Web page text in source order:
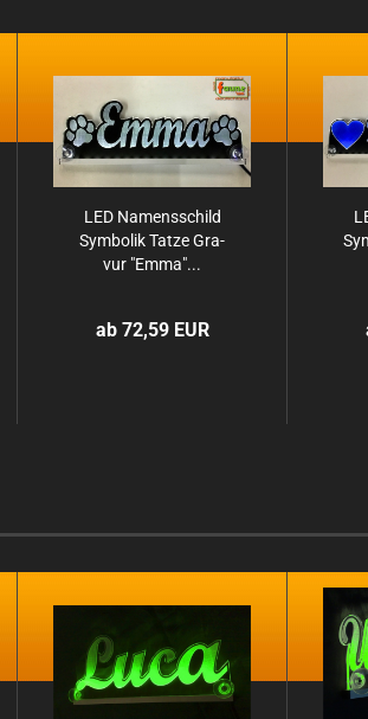
LED Na­mens­schild
Sym­bo­lik Tatze Gra­
vur "Emma"...
ab 72,59 EUR